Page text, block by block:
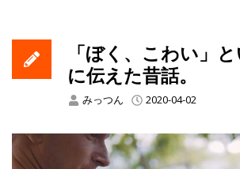
「ぼく、こわい」
に伝えた昔話。
みっつん 2020-04-02